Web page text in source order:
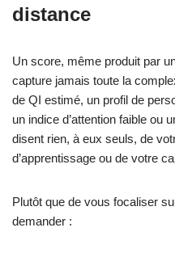
distance
Un score, même produit par
capture jamais toute la
de QI estimé, un profil de
un indice d’attention faible ou
disent rien, à eux seuls, de
d’apprentissage ou de votre
Plutôt que de vous focaliser
demander :